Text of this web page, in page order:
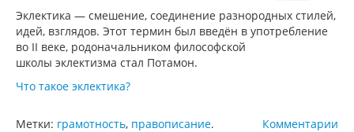
Эклектика — смешение, соединение разнородных стилей,
идей, взглядов. Этот термин был введён в употребление
во II веке, родоначальником философской
школы эклектизма стал Потамон.
Что такое эклектика?
Комментарии
Метки: грамотность, правописание.